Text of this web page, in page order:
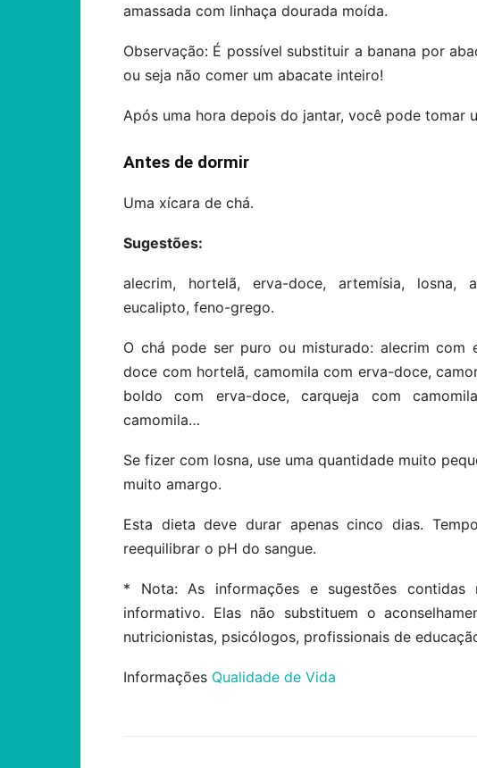
amassada com linhaça dourada moída.
Observação: É possível substituir a banana por
ou seja não comer um abacate inteiro!
Após uma hora depois do jantar, você pode tomar
Antes de dormir
Uma xícara de chá.
Sugestões:
alecrim, hortelã, erva-doce, artemísia, losna,
eucalipto, feno-grego.
O chá pode ser puro ou misturado: alecrim com
doce com hortelã, camomila com erva-doce,
boldo com erva-doce, carqueja com
camomila…
Se fizer com losna, use uma quantidade muito
muito amargo.
Esta dieta deve durar apenas cinco dias.
reequilibrar o pH do sangue.
* Nota: As informações e sugestões contidas
informativo. Elas não substituem o
nutricionistas, psicólogos, profissionais de
Informações Qualidade de Vida